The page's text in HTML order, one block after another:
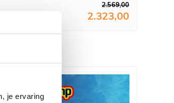
je ervaring
2.569,00
2.323,00